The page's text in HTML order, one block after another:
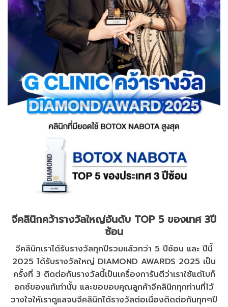
จีคลินิกคว้ารางวัลใหญ่อันดับ TOP 5 ของเทศ 3ปี
ซ้อน
จีคลินิกเราได้รับรางวัลทุกปีรวมแล้วกว่า 5 ปีซ้อน และ ปีนี้
2025 ได้รับรางวัลใหญ่ DIAMOND AWARDS 2025 เป็น
ครั้งที่ 3 ติดต่อกันรางวัลนี้เป็นเครื่องการันตีว่าเราใช้แต่โบท็
อกซ์ของแท้เท่านั้น และขอขอบคุณลูกค้าจีคลินิกทุกท่านที่ไว้
วางใจให้เราดูแลจนจีคลินิกได้รางวัลต่อเนื่องติดต่อกันทุกๆปี